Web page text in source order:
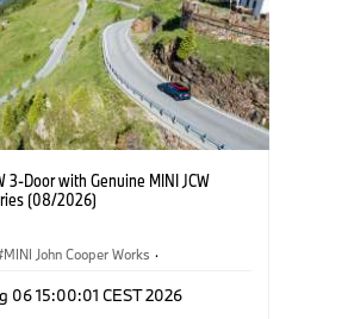
3-Door with Genuine MINI JCW
(08/2026)
MINI John Cooper Works ·
εξοπλισμός, αξεσουάρ
06 15:00:01 CEST 2026